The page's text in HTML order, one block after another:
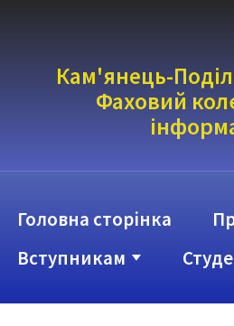
Кам'янець-
Фаховий
Головна сторінка
Вступникам